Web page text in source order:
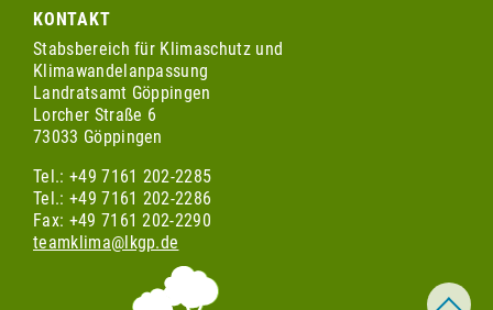
KONTAKT
Stabsbereich für Klimaschutz und
Klimawandelanpassung
Landratsamt Göppingen
Lorcher Straße 6
73033 Göppingen
Tel.: +49 7161 202-2285
Tel.: +49 7161 202-2286
Fax: +49 7161 202-2290
teamklima@lkgp.de